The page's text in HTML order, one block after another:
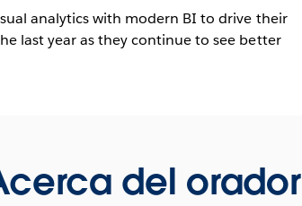
analytics with modern BI to drive their
last year as they continue to see better
del orador